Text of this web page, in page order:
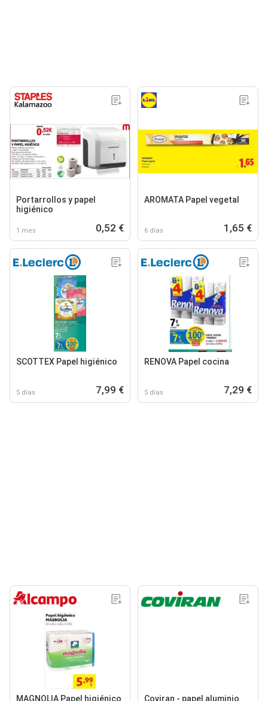
Portarrollos y papel
higiénico
1 mes 0,52 €
AROMATA Papel vegetal
6 días 1,65 €
SCOTTEX Papel higiénico
5 días 7,99 €
RENOVA Papel cocina
5 días 7,29 €
MAGNOLIA Papel higiénico Coviran - papel aluminio